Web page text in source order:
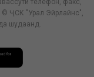
телефон, факс,
© ҶСК "Урал Эйрлайнс",
шудаанд.